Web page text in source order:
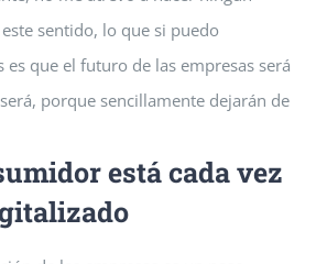
sentido, lo que si puedo
es que el futuro de las empresas será
porque sencillamente dejarán de
está cada vez